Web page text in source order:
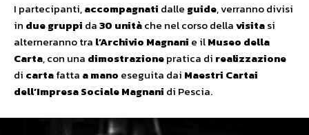
I partecipanti,accompagnati dalle guide, verranno divisi
in due gruppi da30 unitàche nel corso dellavisitasi
alterneranno tra l’Archivio Magnani e ilMuseo della
Carta, con una dimostrazionepratica di realizzazione
di cartafatta a mano eseguita dai Maestri Cartai
dell’Impresa Sociale Magnani di Pescia.